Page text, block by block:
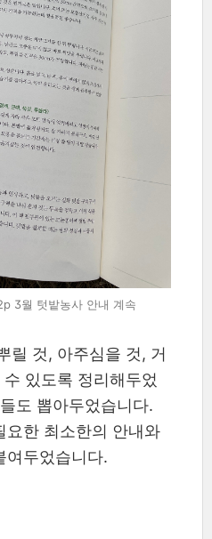
3월 텃밭농사 안내 계속
릴 것, 아주심을 것, 거
있도록 정리해두었
도 뽑아두었습니다.
요한 최소한의 안내와
여두었습니다.